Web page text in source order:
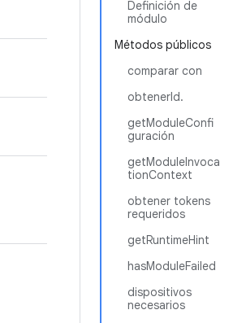
Definición de
módulo
Métodos públicos
comparar con
obtenerId.
getModuleConfi
guración
getModuleInvoca
tionContext
obtener tokens
requeridos
getRuntimeHint
hasModuleFailed
dispositivos
necesarios